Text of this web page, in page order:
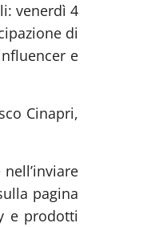
venerdì 4
di
e
Cinapri,
pagina
e prodotti